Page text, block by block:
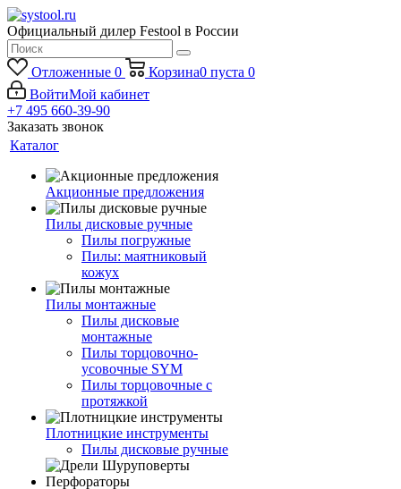
Официальный дилер Festool в России
Отложенные 0 Корзина0 пуста 0
ВойтиМой кабинет
+7 495 660-39-90
Заказать звонок
Каталог
Акционные предложения
Пилы дисковые ручные
Пилы погружные
Пилы: маятниковый
кожух
Пилы монтажные
Пилы дисковые
монтажные
Пилы торцовочно-
усовочные SYM
Пилы торцовочные с
протяжкой
Плотницкие инструменты
Пилы дисковые ручные